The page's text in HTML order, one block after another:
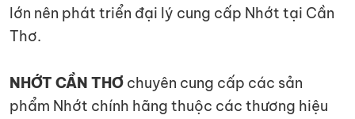
lớn nên phát triển đại lý cung cấp Nhớt tại Cần
Thơ.
NHỚT CẦN THƠ chuyên cung cấp các sản
phẩm Nhớt chính hãng thuộc các thương hiệu